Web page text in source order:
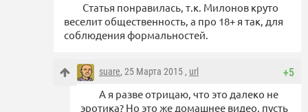
Статья понравилась, т.к. Милонов круто
веселит общественность, а про 18+ я так, для
соблюдения формальностей.
+5
suare, 25 Марта 2015 , url
А я разве отрицаю, что это далеко не
эротика? Но это же домашнее видео, пусть